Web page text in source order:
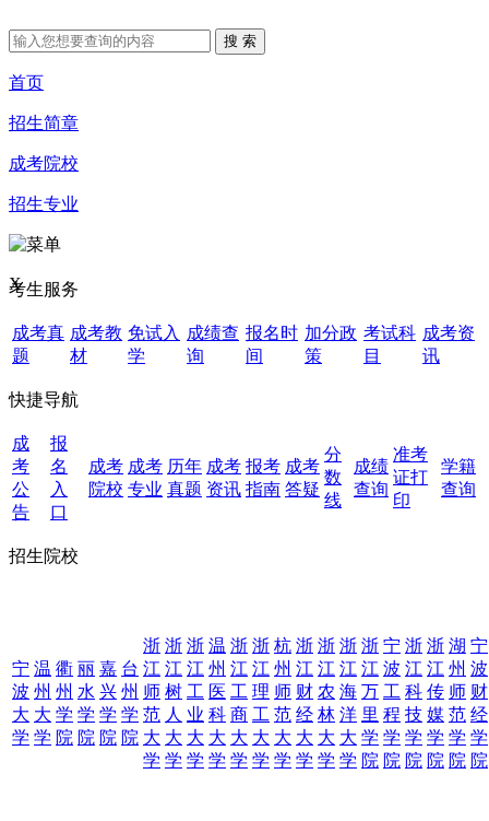
首页
招生简章
成考院校
招生专业
X
考生服务
成考真
题
成考教
材
免试入
学
成绩查
询
报名时
间
加分政
策
考试科
目
成考资
讯
快捷导航
成
考
公
告
报
名
入
口
成考
院校
成考
专业
历年
真题
成考
资讯
报考
指南
成考
答疑
分
数
线
成绩
查询
准考
证打
印
学籍
查询
招生院校
宁
波
大
学
温
州
大
学
衢
州
学
院
丽
水
学
院
嘉
兴
学
院
台
州
学
院
浙
江
师
范
大
学
浙
江
树
人
大
学
浙
江
工
业
大
学
温
州
医
科
大
学
浙
江
工
商
大
学
浙
江
理
工
大
学
杭
州
师
范
大
学
浙
江
财
经
大
学
浙
江
农
林
大
学
浙
江
海
洋
大
学
浙
江
万
里
学
院
宁
波
工
程
学
院
浙
江
科
技
学
院
浙
江
传
媒
学
院
湖
州
师
范
学
院
宁
波
财
经
学
院